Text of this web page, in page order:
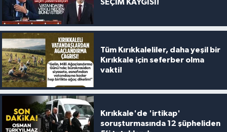
SEÇİM KAYGISI!
Tüm Kırıkkaleliler, daha yeşil bir
Kırıkkale için seferber olma
vakti!
Kırıkkale'de 'irtikap'
soruşturmasında 12 şüpheliden